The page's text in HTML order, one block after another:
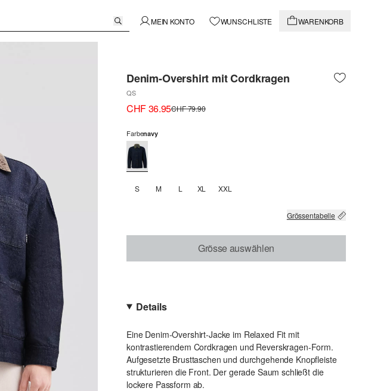
MEIN KONTO WUNSCHLISTE WARENKORB
Denim-Overshirt mit Cordkragen
QS
CHF 36.95CHF 79.90
Farbenavy
S M L XL XXL
Grössentabelle
Grösse auswählen
Details
Eine Denim-Overshirt-Jacke im Relaxed Fit mit
kontrastierendem Cordkragen und Reverskragen-Form.
Aufgesetzte Brusttaschen und durchgehende Knopfleiste
strukturieren die Front. Der gerade Saum schließt die
lockere Passform ab.